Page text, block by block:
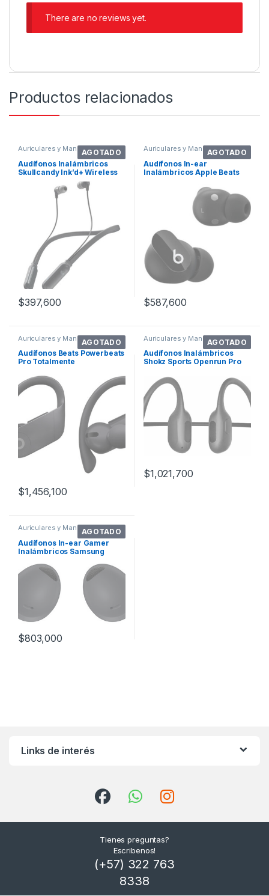
There are no reviews yet.
Productos relacionados
AGOTADO
Auriculares y Manos Libres
Audífonos Inalámbricos
Skullcandy Ink’d+ Wireless
$397,600
AGOTADO
Auriculares y Manos Libres
Audífonos In-ear
Inalámbricos Apple Beats
$587,600
AGOTADO
Auriculares y Manos Libres
Audífonos Beats Powerbeats
Pro Totalmente
$1,456,100
AGOTADO
Auriculares y Manos Libres
Audífonos Inalámbricos
Shokz Sports Openrun Pro
$1,021,700
AGOTADO
Auriculares y Manos Libres
Audífonos In-ear Gamer
Inalámbricos Samsung
Graphite
$803,000
Links de interés
Tienes preguntas?
Escribenos!
(+57) 322 763
8338